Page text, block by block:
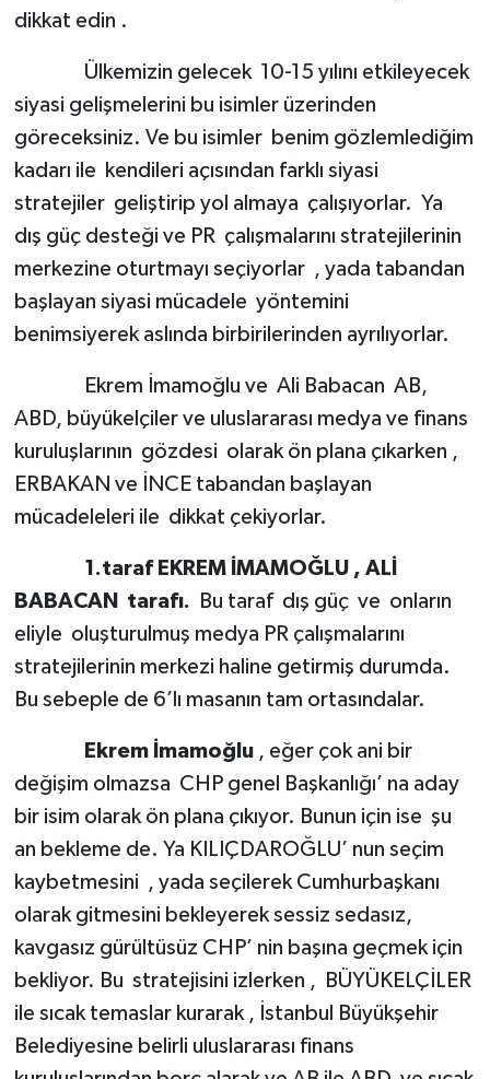
dikkat edin .
Ülkemizin gelecek 10-15 yılını etkileyecek
siyasi gelişmelerini bu isimler üzerinden
göreceksiniz. Ve bu isimler benim gözlemlediğim
kadarı ile kendileri açısından farklı siyasi
stratejiler geliştirip yol almaya çalışıyorlar. Ya
dış güç desteği ve PR çalışmalarını stratejilerinin
merkezine oturtmayı seçiyorlar , yada tabandan
başlayan siyasi mücadele yöntemini
benimsiyerek aslında birbirilerinden ayrılıyorlar.
Ekrem İmamoğlu ve Ali Babacan AB,
ABD, büyükelçiler ve uluslararası medya ve finans
kuruluşlarının gözdesi olarak ön plana çıkarken ,
ERBAKAN ve İNCE tabandan başlayan
mücadeleleri ile dikkat çekiyorlar.
1.taraf EKREM İMAMOĞLU , ALİ
BABACAN tarafı. Bu taraf dış güç ve onların
eliyle oluşturulmuş medya PR çalışmalarını
stratejilerinin merkezi haline getirmiş durumda.
Bu sebeple de 6’lı masanın tam ortasındalar.
Ekrem İmamoğlu, eğer çok ani bir
değişim olmazsa CHP genel Başkanlığı’ na aday
bir isim olarak ön plana çıkıyor. Bunun için ise şu
an bekleme de. Ya KILIÇDAROĞLU’ nun seçim
kaybetmesini , yada seçilerek Cumhurbaşkanı
olarak gitmesini bekleyerek sessiz sedasız,
kavgasız gürültüsüz CHP’ nin başına geçmek için
bekliyor. Bu stratejisini izlerken , BÜYÜKELÇİLER
ile sıcak temaslar kurarak , İstanbul Büyükşehir
Belediyesine belirli uluslararası finans